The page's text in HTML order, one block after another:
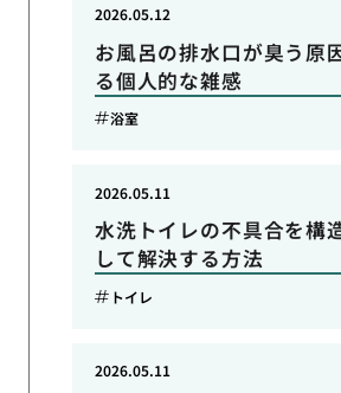
お風呂の排水口が臭う原
る個人的な雑感
2026.05.12
浴室
水洗トイレの不具合を構
して解決する方法
2026.05.11
トイレ
2026.05.11